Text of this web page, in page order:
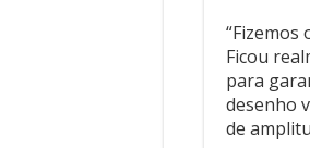
“Fizemos
Ficou
para
desenho
de